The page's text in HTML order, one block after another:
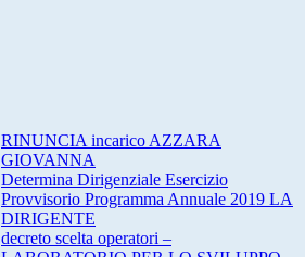
RINUNCIA incarico AZZARA
GIOVANNA
Determina Dirigenziale Esercizio
Provvisorio Programma Annuale 2019 LA
DIRIGENTE
decreto scelta operatori –